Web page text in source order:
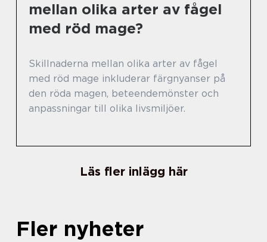
mellan olika arter av fågel
med röd mage?
Skillnaderna mellan olika arter av fågel
med röd mage inkluderar färgnyanser på
den röda magen, beteendemönster och
anpassningar till olika livsmiljöer.
Läs fler inlägg här
Fler nyheter